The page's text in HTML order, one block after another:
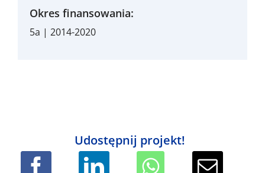
Okres finansowania:
5a | 2014-2020
Udostępnij projekt!